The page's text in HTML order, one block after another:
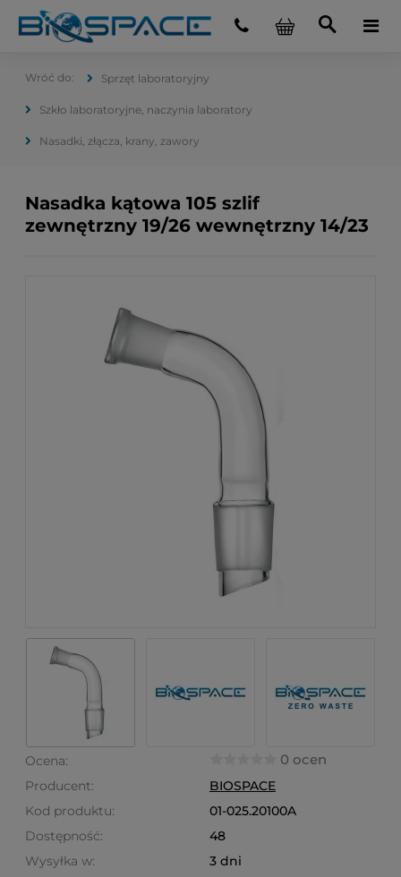
Sprzęt laboratoryjny
Szkło laboratoryjne, naczynia laboratory
Nasadki, złącza, krany, zawory
Nasadka kątowa 105 szlif
zewnętrzny 19/26 wewnętrzny 14/23
Ocena: 0 ocen
Producent:
BIOSPACE
Kod produktu:
01-025.20100A
Dostępność:
48
Wysyłka w:
3 dni